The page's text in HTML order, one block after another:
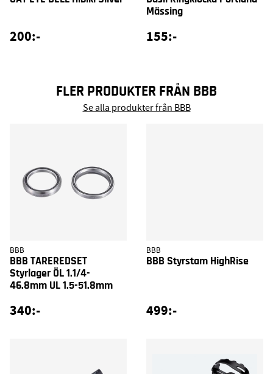
200:-
Mässing
155:-
FLER PRODUKTER FRÅN BBB
Se alla produkter från BBB
BBB
BBB TAREREDSET
Styrlager ÖL 1.1/4-
46.8mm UL 1.5-51.8mm
340:-
BBB
BBB Styrstam HighRise
499:-